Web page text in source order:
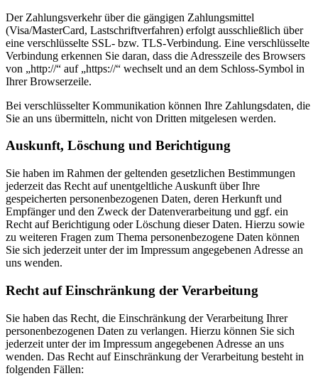
Der Zahlungsverkehr über die gängigen Zahlungsmittel
(Visa/MasterCard, Lastschriftverfahren) erfolgt ausschließlich über
eine verschlüsselte SSL- bzw. TLS-Verbindung. Eine verschlüsselte
Verbindung erkennen Sie daran, dass die Adresszeile des Browsers
von „http://“ auf „https://“ wechselt und an dem Schloss-Symbol in
Ihrer Browserzeile.
Bei verschlüsselter Kommunikation können Ihre Zahlungsdaten, die
Sie an uns übermitteln, nicht von Dritten mitgelesen werden.
Auskunft, Löschung und Berichtigung
Sie haben im Rahmen der geltenden gesetzlichen Bestimmungen
jederzeit das Recht auf unentgeltliche Auskunft über Ihre
gespeicherten personenbezogenen Daten, deren Herkunft und
Empfänger und den Zweck der Datenverarbeitung und ggf. ein
Recht auf Berichtigung oder Löschung dieser Daten. Hierzu sowie
zu weiteren Fragen zum Thema personenbezogene Daten können
Sie sich jederzeit unter der im Impressum angegebenen Adresse an
uns wenden.
Recht auf Einschränkung der Verarbeitung
Sie haben das Recht, die Einschränkung der Verarbeitung Ihrer
personenbezogenen Daten zu verlangen. Hierzu können Sie sich
jederzeit unter der im Impressum angegebenen Adresse an uns
wenden. Das Recht auf Einschränkung der Verarbeitung besteht in
folgenden Fällen: